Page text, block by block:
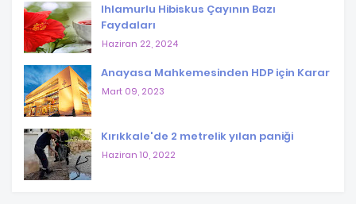
Ihlamurlu Hibiskus Çayının Bazı
Faydaları
Haziran 22, 2024
Anayasa Mahkemesinden HDP için Karar
Mart 09, 2023
Kırıkkale'de 2 metrelik yılan paniği
Haziran 10, 2022